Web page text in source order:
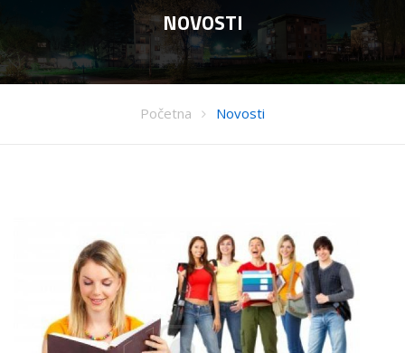
NOVOSTI
Početna Novosti